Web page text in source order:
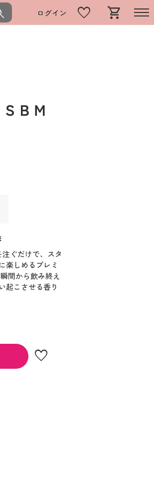
ログイン favorite shopping_cart
ＢＭ
注ぐだけで、スタ
楽しめるプレミ
間から飲み終え
起こさせる香り
favorite